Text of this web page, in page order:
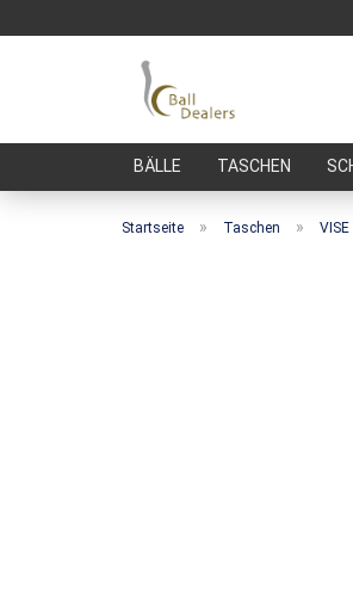
BÄLLE TASCHEN
Startseite » Taschen » VISE